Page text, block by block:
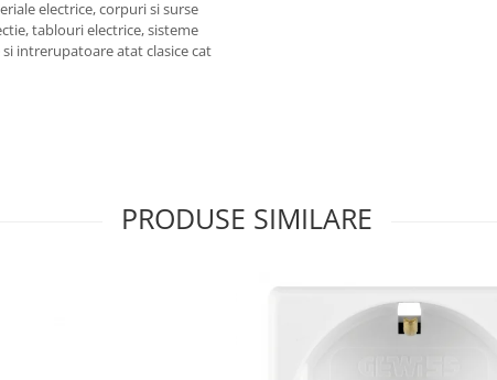
electrice, corpuri si surse
tablouri electrice, sisteme
intrerupatoare atat clasice cat
PRODUSE SIMILARE